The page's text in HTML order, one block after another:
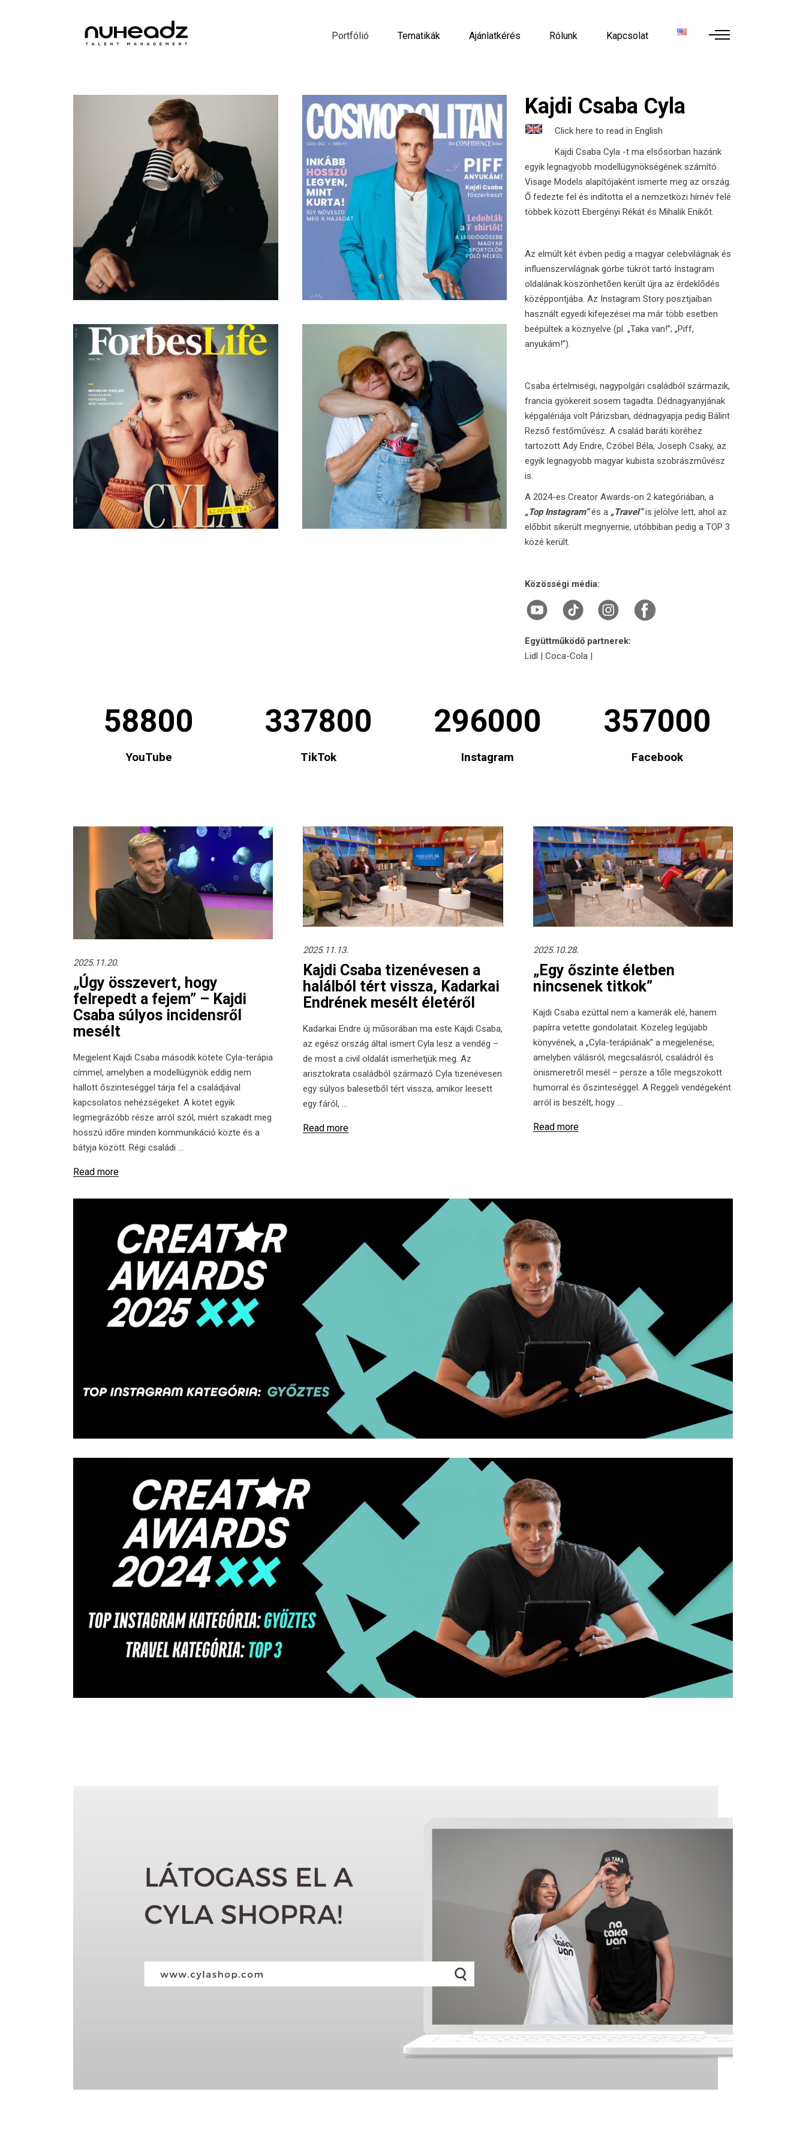
Portfólió Tematikák Ajánlatkérés Rólunk Kapcsolat
Kajdi Csaba Cyla
Click here to read in English
Kajdi Csaba Cyla -t ma elsősorban hazánk
egyik legnagyobb modellügynökségének számító
Visage Models alapítójaként ismerte meg az ország.
Ő fedezte fel és indította el a nemzetközi hírnév felé
többek között Ebergényi Rékát és Mihalik Enikőt.
Az elmúlt két évben pedig a magyar celebvilágnak és
influenszervilágnak görbe tükröt tartó Instagram
oldalának köszönhetően került újra az érdeklődés
középpontjába. Az Instagram Story posztjaiban
használt egyedi kifejezései ma már több esetben
beépültek a köznyelve (pl. „Taka van!”; „Piff,
anyukám!”).
Csaba értelmiségi, nagypolgári családból származik,
francia gyökereit sosem tagadta. Dédnagyanyjának
képgalériája volt Párizsban, dédnagyapja pedig Bálint
Rezső festőművész. A család baráti köréhez
tartozott Ady Endre, Czóbel Béla, Joseph Csaky, az
egyik legnagyobb magyar kubista szobrászművész
is.
A 2024-es Creator Awards-on 2 kategóriában, a
„Top Instagram”és a „Travel”is jelölve lett, ahol az
előbbit sikerült megnyernie, utóbbiban pedig a TOP 3
közé került.
Közösségi média:
Együttműködő partnerek:
Lidl | Coca-Cola |
58800
YouTube
337800
TikTok
296000
Instagram
357000
Facebook
2025.11.20.
„Úgy összevert, hogy
felrepedt a fejem” – Kajdi
Csaba súlyos incidensről
mesélt
Megjelent Kajdi Csaba második kötete Cyla-terápia
címmel, amelyben a modellügynök eddig nem
hallott őszinteséggel tárja fel a családjával
kapcsolatos nehézségeket. A kötet egyik
legmegrázóbb része arról szól, miért szakadt meg
hosszú időre minden kommunikáció közte és a
bátyja között. Régi családi
Read more
2025.11.13.
Kajdi Csaba tizenévesen a
halálból tért vissza, Kadarkai
Endrének mesélt életéről
Kadarkai Endre új műsorában ma este Kajdi Csaba,
az egész ország által ismert Cyla lesz a vendég –
de most a civil oldalát ismerhetjük meg. Az
arisztokrata családból származó Cyla tizenévesen
egy súlyos balesetből tért vissza, amikor leesett
egy fáról,
Read more
2025.10.28.
„Egy őszinte életben
nincsenek titkok”
Kajdi Csaba ezúttal nem a kamerák elé, hanem
papírra vetette gondolatait. Közeleg legújabb
könyvének, a „Cyla-terápiának” a megjelenése,
amelyben válásról, megcsalásról, családról és
önismeretről mesél – persze a tőle megszokott
humorral és őszinteséggel. A Reggeli vendégeként
arról is beszélt, hogy
Read more